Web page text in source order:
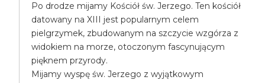
Po drodze mijamy Kościół św. Jerzego. Ten kościół
datowany na XIII jest popularnym celem
pielgrzymek, zbudowanym na szczycie wzgórza z
widokiem na morze, otoczonym fascynującym
pięknem przyrody.
Mijamy wyspę św. Jerzego z wyjątkowym